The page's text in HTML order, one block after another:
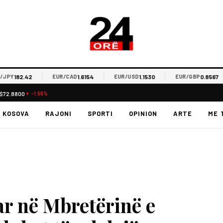
EUR/CAD1.6154 EUR/USD1.1530 EUR/GBP0.8567
$72.8800 ▼ -1.55%
KOSOVA RAJONI SPORTI OPINION ARTE ME
në Mbretërinë e